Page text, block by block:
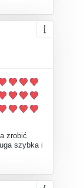
zrobić
szybka i